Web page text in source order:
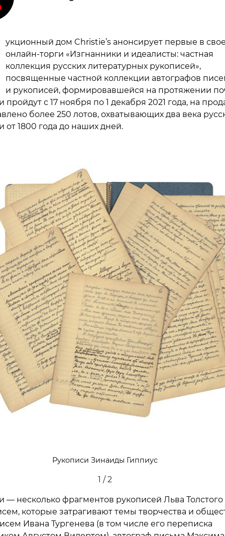
укционный дом Christie’s анонсирует первые в
онлайн-торги «Изгнанники и идеалисты: частная
коллекция русских литературных рукописей»,
посвященные частной коллекции автографов
и рукописей, формировавшейся на протяжении
пройдут с 17 ноября по 1 декабря 2021 года, на
более 250 лотов, охватывающих два века
от 1800 года до наших дней.
фрагмент рукописи романа «Петербург» с
— несколько фрагментов рукописей Льва Толстого
которые затрагивают темы творчества и